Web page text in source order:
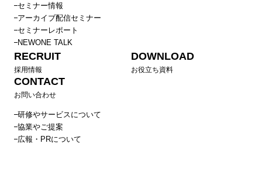
セミナー情報
アーカイブ配信セミナー
セミナーレポート
NEWONE TALK
RECRUIT
採用情報
DOWNLOAD
お役立ち資料
CONTACT
お問い合わせ
研修やサービスについて
協業やご提案
広報・PRについて